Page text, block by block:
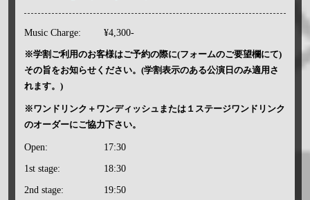
Music Charge: ¥4,300-
※学割ご利用のお客様はご予約の際に(フォームのご要望欄にて)
その旨をお知らせください。(学割表示のある公演日のみ適用さ
れます。)
※ワンドリンク＋ワンディッシュまたは１ステージワンドリンク
のオーダーにご協力下さい。
Open: 17:30
1st stage: 18:30
2nd stage: 19:50